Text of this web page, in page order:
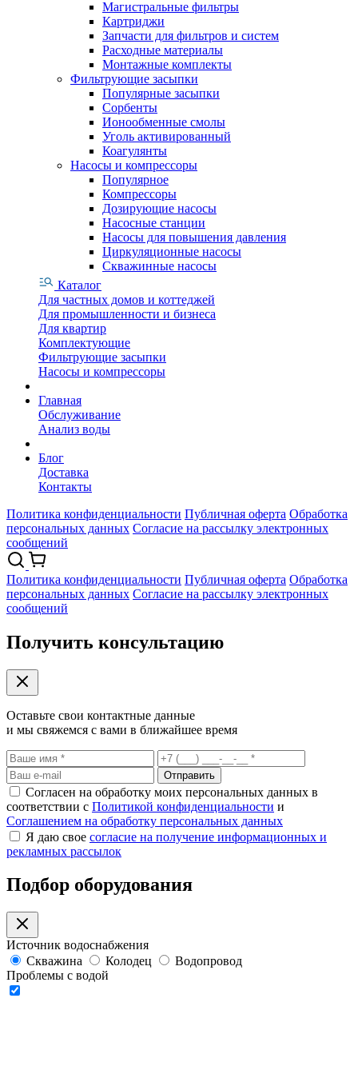
Магистральные фильтры
Картриджи
Запчасти для фильтров и систем
Расходные материалы
Монтажные комплекты
Фильтрующие засыпки
Популярные засыпки
Сорбенты
Ионообменные смолы
Уголь активированный
Коагулянты
Насосы и компрессоры
Популярное
Компрессоры
Дозирующие насосы
Насосные станции
Насосы для повышения давления
Циркуляционные насосы
Скважинные насосы
Каталог
Для частных домов и коттеджей
Для промышленности и бизнеса
Для квартир
Комплектующие
Фильтрующие засыпки
Насосы и компрессоры
Главная
Обслуживание
Анализ воды
Блог
Доставка
Контакты
Политика конфиденциальности Публичная оферта Обработка
персональных данных Согласие на рассылку электронных
сообщений
Политика конфиденциальности Публичная оферта Обработка
персональных данных Согласие на рассылку электронных
сообщений
Получить консультацию
Оставьте свои контактные данные
и мы свяжемся с вами в ближайшее время
Отправить
Согласен на обработку моих персональных данных в
соответствии с Политикой конфиденциальности и
Соглашением на обработку персональных данных
Я даю свое согласие на получение информационных и
рекламных рассылок
Подбор оборудования
Источник водоснабжения
Скважина
Колодец
Водопровод
Проблемы с водой